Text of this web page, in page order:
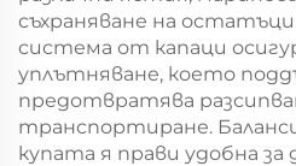
съхраняване на
система от капаци
уплътняване, което
предотвратява
транспортиране.
купата я прави удобна за